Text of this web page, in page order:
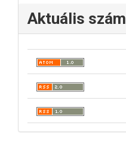
Aktuális szám